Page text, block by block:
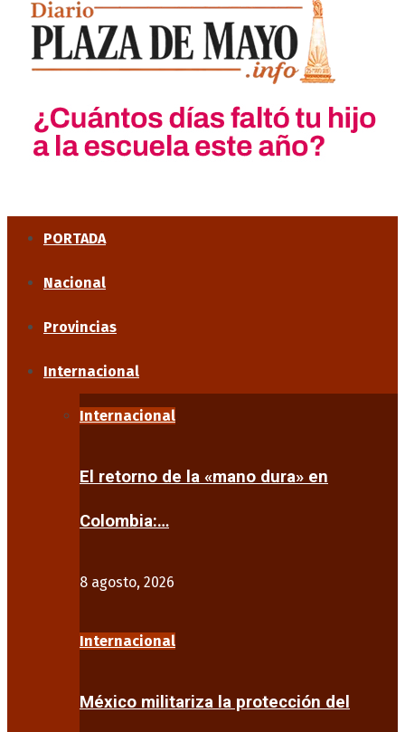
PORTADA
Nacional
Provincias
Internacional
Internacional
El retorno de la «mano dura» en
Colombia:…
8 agosto, 2026
Internacional
México militariza la protección del